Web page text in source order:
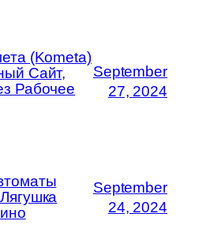
(Kometa)
Сайт,
Рабочее
September
27, 2024
September
24, 2024